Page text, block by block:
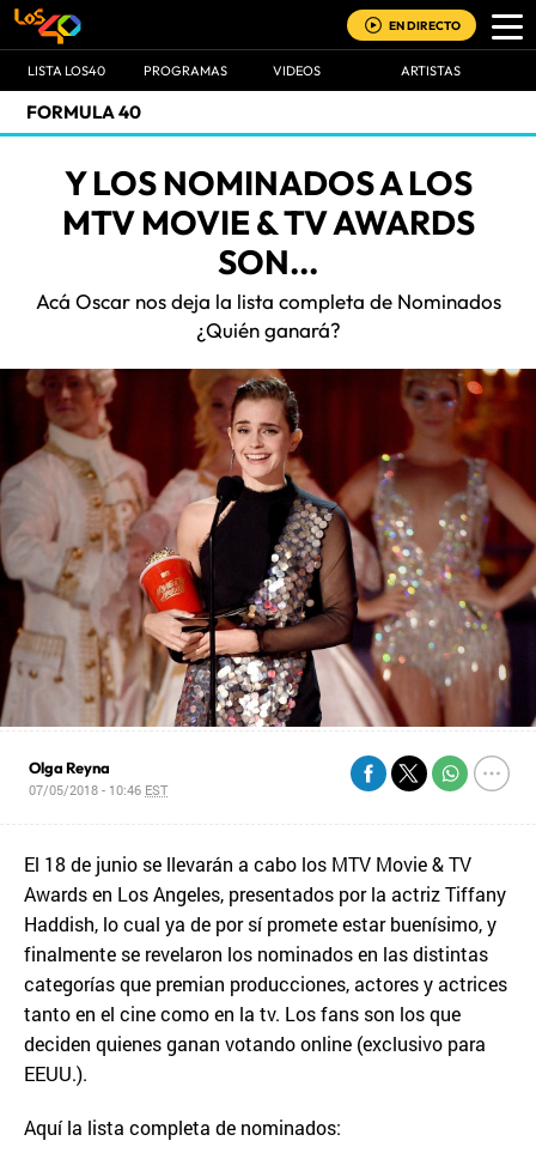
EN DIRECTO
LISTA LOS40 PROGRAMAS VIDEOS ARTISTAS
FORMULA 40
Y LOS NOMINADOS A LOS
MTV MOVIE & TV AWARDS
SON...
Acá Oscar nos deja la lista completa de Nominados
¿Quién ganará?
Olga Reyna
07/05/2018 - 10:46 EST
El 18 de junio se llevarán a cabo los MTV Movie & TV
Awards en Los Angeles, presentados por la actriz Tiffany
Haddish, lo cual ya de por sí promete estar buenísimo, y
finalmente se revelaron los nominados en las distintas
categorías que premian producciones, actores y actrices
tanto en el cine como en la tv. Los fans son los que
deciden quienes ganan votando online (exclusivo para
EEUU.).
Aquí la lista completa de nominados: